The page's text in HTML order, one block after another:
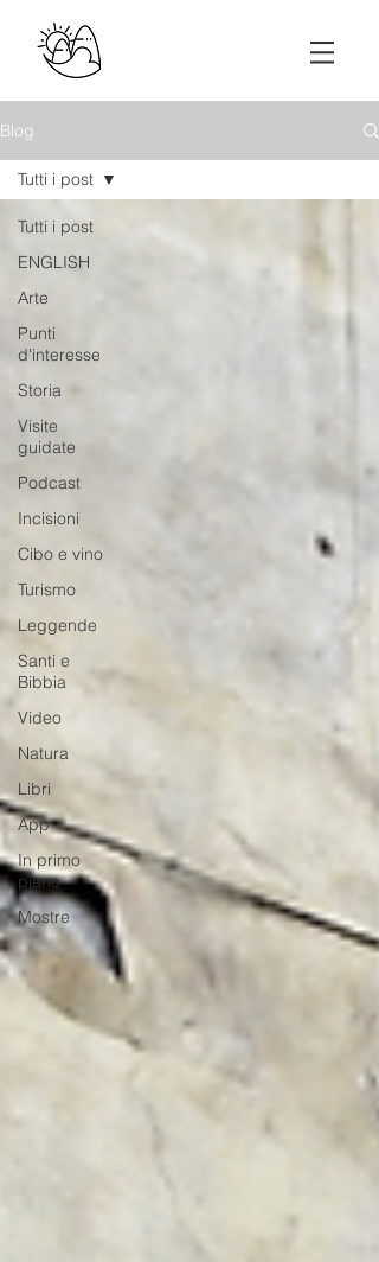
Blog
Tutti i post
ENGLISH
Arte
Punti
d'interesse
Storia
Visite
guidate
Podcast
Incisioni
Cibo e vino
Turismo
Leggende
Santi e
Bibbia
Video
Natura
Libri
App
In primo
piano
Mostre
Tutti i post